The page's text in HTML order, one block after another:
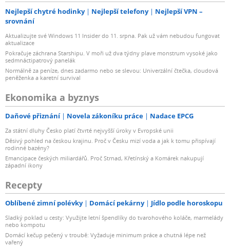
Nejlepší chytré hodinky Nejlepší telefony
Nejlepší VPN –
srovnání
Aktualizujte své Windows 11 Insider do 11. srpna. Pak už vám nebudou fungovat
aktualizace
Pokračuje záchrana Starshipu. V moři už dva týdny plave monstrum vysoké jako
sedmnáctipatrový panelák
Normálně za peníze, dnes zadarmo nebo se slevou: Univerzální čtečka, cloudová
peněženka a karetní survival
Ekonomika a byznys
Daňové přiznání Novela zákoníku práce Nadace EPCG
Za státní dluhy Česko platí čtvrté nejvyšší úroky v Evropské unii
Děsivý pohled na českou krajinu. Proč v Česku mizí voda a jak k tomu přispívají
rodinné bazény?
Emancipace českých miliardářů. Proč Strnad, Křetínský a Komárek nakupují
západní ikony
Recepty
Oblíbené zimní polévky Domácí pekárny Jídlo podle horoskopu
Sladký poklad u cesty: Využijte letní špendlíky do tvarohového koláče, marmelády
nebo kompotu
Domácí kečup pečený v troubě: Vyžaduje minimum práce a chutná lépe než
vařený